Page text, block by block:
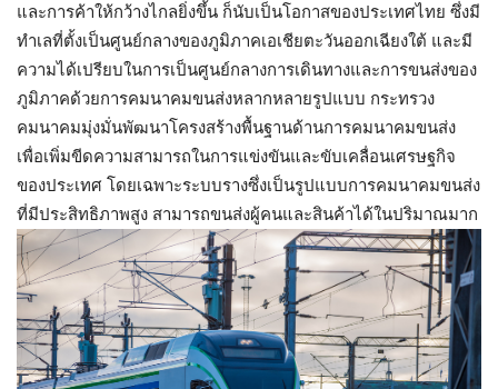
และการค้าให้กว้างไกลยิ่งขึ้น ก็นับเป็นโอกาสของประเทศไทย ซึ่งมี
ทำเลที่ตั้งเป็นศูนย์กลางของภูมิภาคเอเชียตะวันออกเฉียงใต้ และมี
ความได้เปรียบในการเป็นศูนย์กลางการเดินทางและการขนส่งของ
ภูมิภาคด้วยการคมนาคมขนส่งหลากหลายรูปแบบ กระทรวง
คมนาคมมุ่งมั่นพัฒนาโครงสร้างพื้นฐานด้านการคมนาคมขนส่ง
เพื่อเพิ่มขีดความสามารถในการแข่งขันและขับเคลื่อนเศรษฐกิจ
ของประเทศ โดยเฉพาะระบบรางซึ่งเป็นรูปแบบการคมนาคมขนส่ง
ที่มีประสิทธิภาพสูง สามารถขนส่งผู้คนและสินค้าได้ในปริมาณมาก